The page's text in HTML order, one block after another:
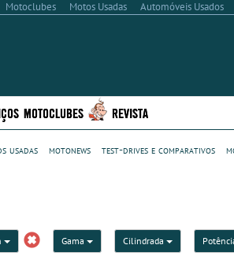
Motoclubes Motos Usadas Automóveis Usados
MOTOCLUBES REVISTA
usadas motonews test-drives e comparativos
Gama Cilindrada